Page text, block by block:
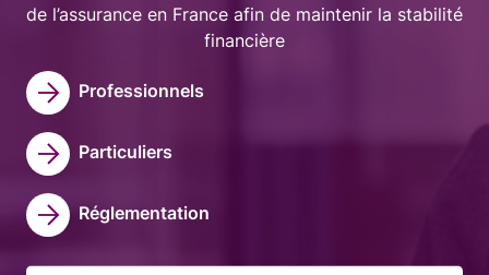
de l’assurance en France afin de maintenir la stabilité
financière
Professionnels
Particuliers
Réglementation